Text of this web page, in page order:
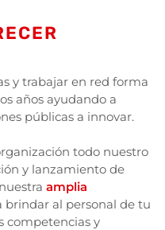
y trabajar en red forma
años ayudando a
públicas a innovar.
todo nuestro
y lanzamiento de
amplia
brindar al personal de tu
competencias y